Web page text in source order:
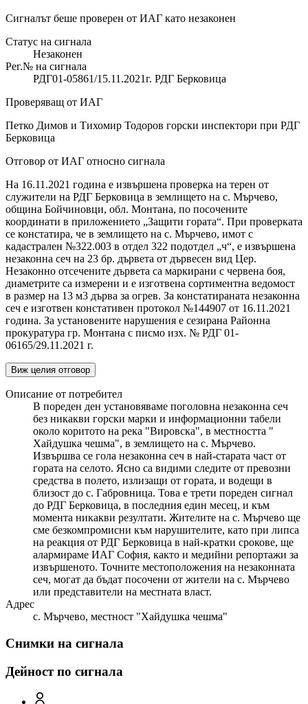
Сигналът беше проверен от ИАГ като незаконен
Статус на сигнала
Незаконен
Рег.№ на сигнала
РДГ01-05861/15.11.2021г. РДГ Берковица
Проверяващ от ИАГ
Петко Димов и Тихомир Тодоров горски инспектори при РДГ
Берковица
Отговор от ИАГ относно сигнала
На 16.11.2021 година е извършена проверка на терен от
служители на РДГ Берковица в землището на с. Мърчево,
община Бойчиновци, обл. Монтана, по посочените
координати в приложението „Защити гората“. При проверката
се констатира, че в землището на с. Мърчево, имот с
кадастрален №322.003 в отдел 322 подотдел „ч“, е извършена
незаконна сеч на 23 бр. дървета от дървесен вид Цер.
Незаконно отсечените дървета са маркирани с червена боя,
диаметрите са измерени и е изготвена сортиментна ведомост
в размер на 13 м3 дърва за огрев. За констатираната незаконна
сеч е изготвен констативен протокол №144907 от 16.11.2021
година. За установените нарушения е сезирана Районна
прокуратура гр. Монтана с писмо изх. № РДГ 01-
06165/29.11.2021 г.
Виж целия отговор
Описание от потребител
В пореден ден установяваме поголовна незаконна сеч
без никакви горски марки и информационни табели
около коритото на река "Вировска", в местността "
Хайдушка чешма", в землището на с. Мърчево.
Извършва се гола незаконна сеч в най-старата част от
гората на селото. Ясно са видими следите от превозни
средства в полето, излизащи от гората, и водещи в
близост до с. Габровница. Това е трети пореден сигнал
до РДГ Берковица, в последния един месец, и към
момента никакви резултати. Жителите на с. Мърчево ще
сме безкомпромисни към нарушителите, като при липса
на реакция от РДГ Берковица в най-кратки срокове, ще
алармираме ИАГ София, както и медийни репортажи за
извършеното. Точните местоположения на незаконната
сеч, могат да бъдат посочени от жители на с. Мърчево
или представители на местната власт.
Адрес
с. Мърчево, местност "Хайдушка чешма"
Снимки на сигнала
Дейност по сигнала